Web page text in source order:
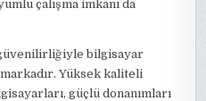
çalışma imkanı da
bilgisayar
Yüksek kaliteli
güçlü donanımları